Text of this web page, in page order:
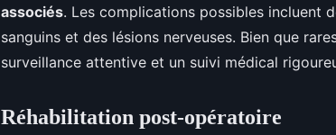
associés. Les complications possibles incluent
sanguins et des lésions nerveuses. Bien que
surveillance attentive et un suivi médical
Réhabilitation post-opératoire